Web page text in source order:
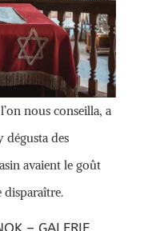
nous conseilla, a
dégusta des
avaient le goût
disparaître.
– GALERIE